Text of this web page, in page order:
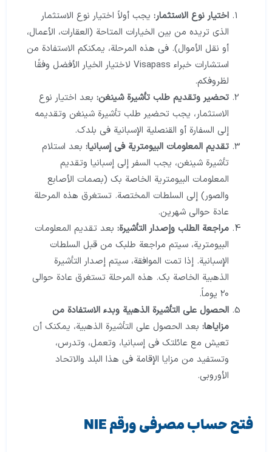
اختيار نوع الاستثمار: يجب أولاً اختيار نوع الاستثمار
الذي تريده من بين الخيارات المتاحة (العقارات، الأعمال،
أو نقل الأموال). في هذه المرحلة، يمكنكم الاستفادة من
استشارات خبراء Visapass لاختيار الخيار الأفضل وفقًا
لظروفكم.
تحضير وتقديم طلب تأشيرة شينغن: بعد اختيار نوع
الاستثمار، يجب تحضير طلب تأشيرة شينغن وتقديمه
إلى السفارة أو القنصلية الإسبانية في بلدك.
تقديم المعلومات البيومترية في إسبانيا: بعد استلام
تأشيرة شينغن، يجب السفر إلى إسبانيا وتقديم
المعلومات البيومترية الخاصة بك (بصمات الأصابع
والصور) إلى السلطات المختصة. تستغرق هذه المرحلة
عادة حوالي شهرين.
مراجعة الطلب وإصدار التأشيرة: بعد تقديم المعلومات
البيومترية، سيتم مراجعة طلبك من قبل السلطات
الإسبانية. إذا تمت الموافقة، سيتم إصدار التأشيرة
الذهبية الخاصة بك. هذه المرحلة تستغرق عادة حوالي
۲۰ يوماً.
الحصول على التأشيرة الذهبية وبدء الاستفادة من
مزاياها: بعد الحصول على التأشيرة الذهبية، يمكنك أن
تعيش مع عائلتك في إسبانيا، وتعمل، وتدرس،
وتستفيد من مزايا الإقامة في هذا البلد والاتحاد
الأوروبي.
فتح حساب مصرفي ورقم NIE